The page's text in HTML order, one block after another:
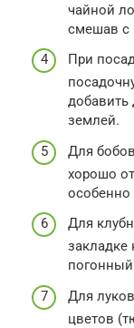
чайной
смешав с
При
добавить
землей.
Для
хорошо
особенно
Для
закладке
Для
цветов